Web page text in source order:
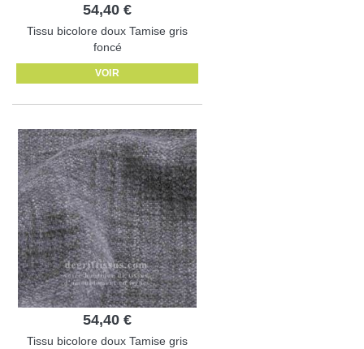
54,40 €
Tissu bicolore doux Tamise gris
foncé
VOIR
54,40 €
Tissu bicolore doux Tamise gris